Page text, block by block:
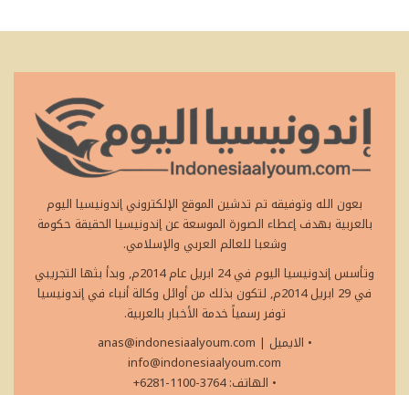
بعون الله وتوفيقه تم تدشين الموقع الإلكتروني إندونيسيا اليوم
بالعربية بهدف إعطاء الصورة الموسعة عن إندونيسيا الحقيقة حكومة
وشعبا للعالم العربي والإسلامي.
وتأسس إندونيسيا اليوم في 24 ابريل عام 2014م, وبدأ بثها التجريبي
في 29 ابريل 2014م, لتكون بذلك من أوائل وكالة أنباء في إندونيسيا
توفر رسمياً خدمة الأخبار بالعربية.
• الايميل
anas@indonesiaalyoum.com |
info@indonesiaalyoum.com
• الهاتف: 3764-1100-6281+